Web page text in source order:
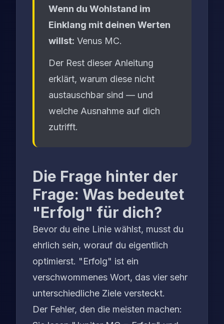
Wenn du Wohlstand im
Einklang mit deinen Werten
willst: Venus MC.
Der Rest dieser Anleitung
erklärt, warum diese nicht
austauschbar sind — und
welche Ausnahme auf dich
zutrifft.
Die Frage hinter der
Frage: Was bedeutet
"Erfolg" für dich?
Bevor du eine Linie wählst, musst du
ehrlich sein, worauf du eigentlich
optimierst. "Erfolg" ist ein
verschwommenes Wort, das vier sehr
unterschiedliche Ziele versteckt.
Der Fehler, den die meisten machen: